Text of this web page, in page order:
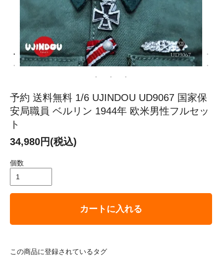
予約 送料無料 1/6 UJINDOU UD9067 国家保
安局職員 ベルリン 1944年 欧米男性フルセッ
ト
34,980円(税込)
個数
カートに入れる
この商品に登録されているタグ